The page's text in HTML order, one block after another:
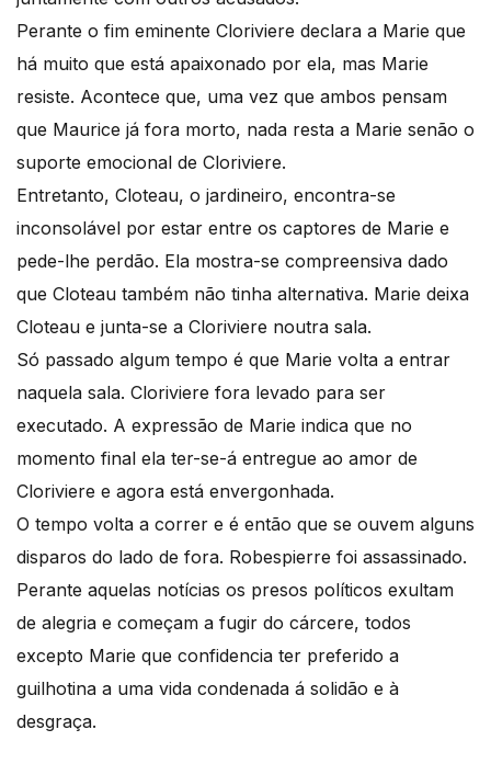
Perante o fim eminente Cloriviere declara a Marie que
há muito que está apaixonado por ela, mas Marie
resiste. Acontece que, uma vez que ambos pensam
que Maurice já fora morto, nada resta a Marie senão o
suporte emocional de Cloriviere.
Entretanto, Cloteau, o jardineiro, encontra-se
inconsolável por estar entre os captores de Marie e
pede-lhe perdão. Ela mostra-se compreensiva dado
que Cloteau também não tinha alternativa. Marie deixa
Cloteau e junta-se a Cloriviere noutra sala.
Só passado algum tempo é que Marie volta a entrar
naquela sala. Cloriviere fora levado para ser
executado. A expressão de Marie indica que no
momento final ela ter-se-á entregue ao amor de
Cloriviere e agora está envergonhada.
O tempo volta a correr e é então que se ouvem alguns
disparos do lado de fora. Robespierre foi assassinado.
Perante aquelas notícias os presos políticos exultam
de alegria e começam a fugir do cárcere, todos
excepto Marie que confidencia ter preferido a
guilhotina a uma vida condenada á solidão e à
desgraça.